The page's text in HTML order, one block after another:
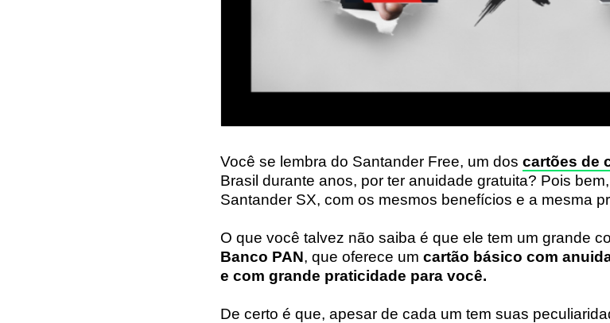
Você se lembra do Santander Free, um dos cartões de
Brasil durante anos, por ter anuidade gratuita? Pois
Santander SX, com os mesmos benefícios e a mesma
O que você talvez não saiba é que ele tem um grande
Banco PAN, que oferece um cartão básico com
e com grande praticidade para você.
De certo é que, apesar de cada um tem suas